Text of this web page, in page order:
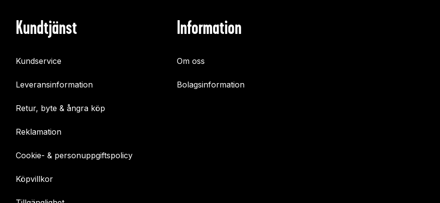
Kundtjänst
Kundservice
Leveransinformation
Retur, byte & ångra köp
Reklamation
Cookie- & personuppgiftspolicy
Köpvillkor
Information
Om oss
Bolagsinformation